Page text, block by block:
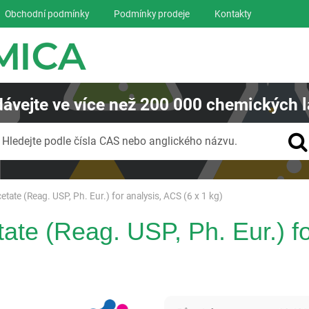
(Reag. USP, Ph. Eur.) for analysis, ACS (6 x 1 kg)
(Reag. USP, Ph. Eur.)
Panreac AppliChem
Obchodní podmínky Podmínky prodeje Kontakty
ve více než200 000 chemických
Hledejte podle čísla CAS nebo anglického názvu.